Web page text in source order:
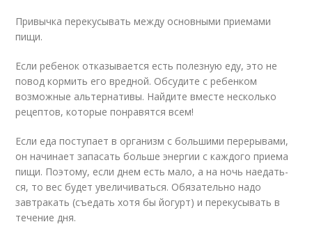
Привычка перекусывать между основными приемами
пищи.
Если ребенок отказывается есть полезную еду, это не
повод кормить его вредной. Обсудите с ребенком
возможные альтернативы. Найдите вместе несколько
рецептов, которые понравятся всем!
Если еда поступает в организм с большими перерывами,
он начинает запасать больше энергии с каждого приема
пищи. Поэтому, если днем есть мало, а на ночь наедать­
ся, то вес будет увеличиваться. Обязательно надо
завтракать (съедать хотя бы йогурт) и перекусы­вать в
течение дня.